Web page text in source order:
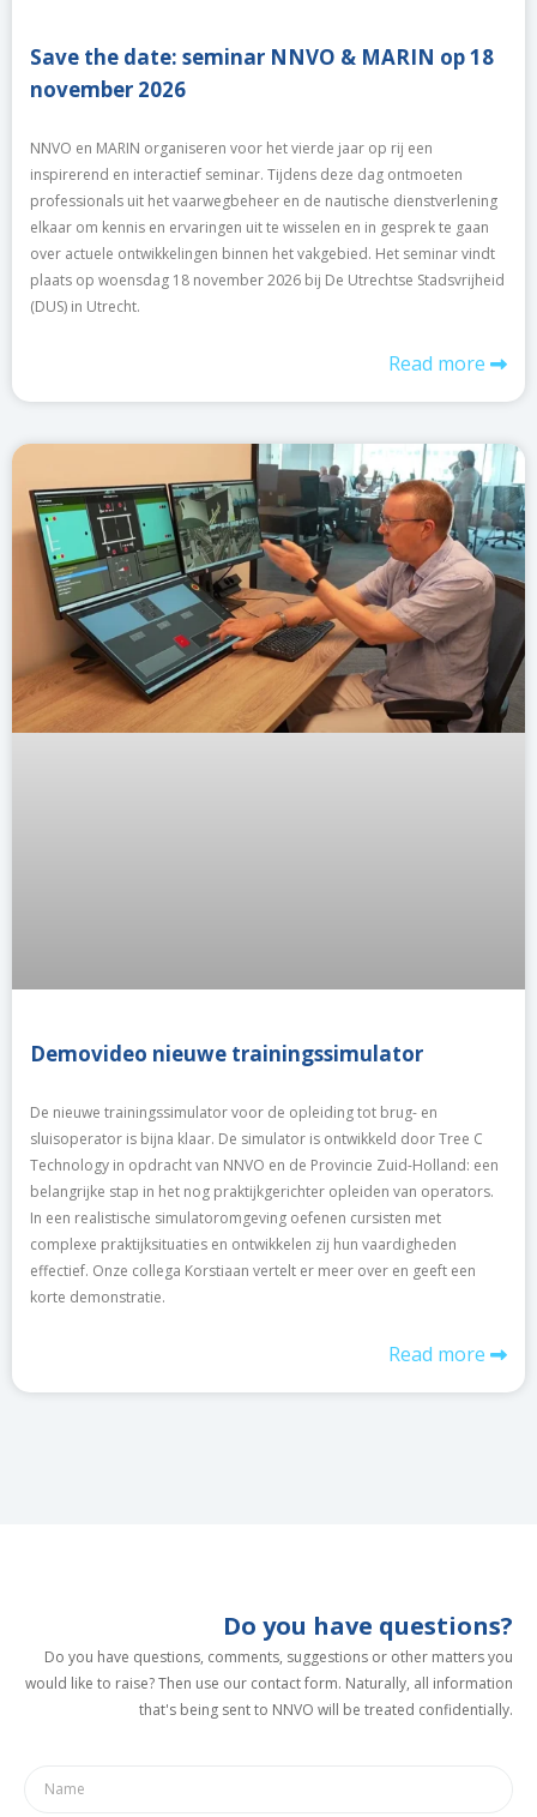
Save the date: seminar NNVO & MARIN op 18
november 2026
NNVO en MARIN organiseren voor het vierde jaar op rij een
inspirerend en interactief seminar. Tijdens deze dag ontmoeten
professionals uit het vaarwegbeheer en de nautische dienstverlening
elkaar om kennis en ervaringen uit te wisselen en in gesprek te gaan
over actuele ontwikkelingen binnen het vakgebied. Het seminar vindt
plaats op woensdag 18 november 2026 bij De Utrechtse Stadsvrijheid
(DUS) in Utrecht.
Read more
Demovideo nieuwe trainingssimulator
De nieuwe trainingssimulator voor de opleiding tot brug- en
sluisoperator is bijna klaar. De simulator is ontwikkeld door Tree C
Technology in opdracht van NNVO en de Provincie Zuid-Holland: een
belangrijke stap in het nog praktijkgerichter opleiden van operators.
In een realistische simulatoromgeving oefenen cursisten met
complexe praktijksituaties en ontwikkelen zij hun vaardigheden
effectief. Onze collega Korstiaan vertelt er meer over en geeft een
korte demonstratie.
Read more
Do you have questions?
Do you have questions, comments, suggestions or other matters you
would like to raise? Then use our contact form. Naturally, all information
that's being sent to NNVO will be treated confidentially.